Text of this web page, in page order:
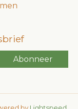
Abonneer
by Lightspeed